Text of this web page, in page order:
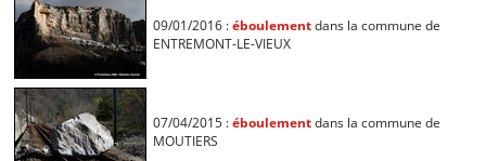
09/01/2016 :éboulementdans la commune de
ENTREMONT-LE-VIEUX
07/04/2015 :éboulementdans la commune de
MOUTIERS